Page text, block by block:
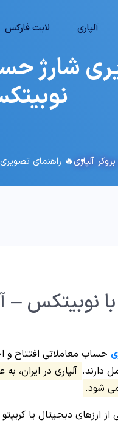
آلپاری لایت فارکس
شارژ
آلپاری🔥 راهنمای
نوبیتکس –
حساب معاملاتی افتتاح و
دارند. آلپاری در ایران،
می شود.
از ارزهای دیجیتال یا